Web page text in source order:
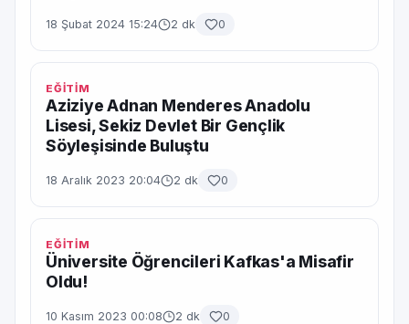
18 Şubat 2024 15:24 2 dk 0
EĞİTİM
Aziziye Adnan Menderes Anadolu
Lisesi, Sekiz Devlet Bir Gençlik
Söyleşisinde Buluştu
18 Aralık 2023 20:04 2 dk 0
EĞİTİM
Üniversite Öğrencileri Kafkas'a Misafir
Oldu!
10 Kasım 2023 00:08 2 dk 0